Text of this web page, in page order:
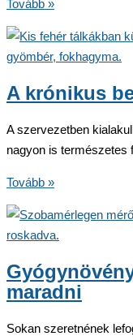
segítő
gyógynövények
Tovább »
A krónikus
A szervezetben
nagyon is természetes
A
krónikus
betegségek
megelőzői
Tovább »
maradni
Sokan szeretnének